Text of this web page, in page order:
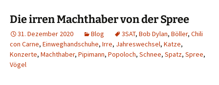
Die irren Machthaber von der Spree
31. Dezember 2020 Blog 3SAT, Bob Dylan, Böller, Chili
con Carne, Einweghandschuhe, Irre, Jahreswechsel, Katze,
Konzerte, Machthaber, Pipimann, Popoloch, Schnee, Spatz, Spree,
Vögel